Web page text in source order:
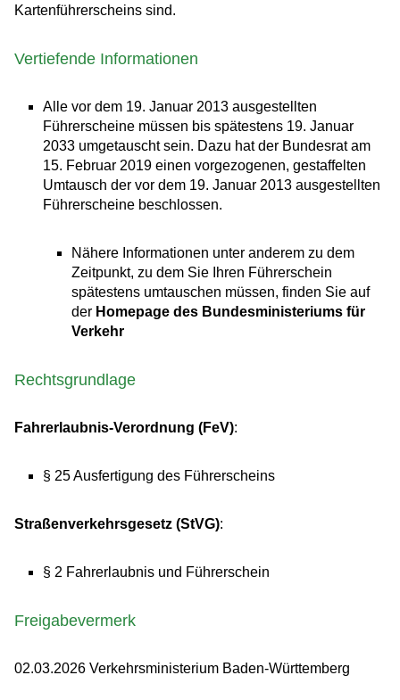
Kartenführerscheins sind.
Vertiefende Informationen
Alle vor dem 19. Januar 2013 ausgestellten
Führerscheine müssen bis spätestens 19. Januar
2033 umgetauscht sein. Dazu hat der Bundesrat am
15. Februar 2019 einen vorgezogenen, gestaffelten
Umtausch der vor dem 19. Januar 2013 ausgestellten
Führerscheine beschlossen.
Nähere Informationen unter anderem zu dem
Zeitpunkt, zu dem Sie Ihren Führerschein
spätestens umtauschen müssen, finden Sie auf
der Homepage des Bundesministeriums für
Verkehr
Rechtsgrundlage
Fahrerlaubnis-Verordnung (FeV):
§ 25 Ausfertigung des Führerscheins
Straßenverkehrsgesetz (StVG):
§ 2 Fahrerlaubnis und Führerschein
Freigabevermerk
02.03.2026 Verkehrsministerium Baden-Württemberg